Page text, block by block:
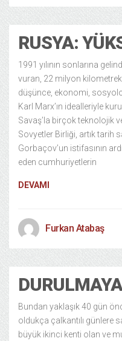
RUSYA:
1991 yılının sonlarına
vuran, 22 milyon
düşünce, ekonomi,
Karl Marx’ın idealleriyle
Savaş’la birçok teknolojik
Sovyetler Birliği, artık tarih
Gorbaçov’un istifasının
eden cumhuriyetlerin
DEVAMI
Furkan Atabaş
Bundan yaklaşık 40 gün
oldukça çalkantılı günlere
büyük ikinci kenti olan ve